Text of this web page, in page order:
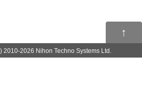
↑
2010-2026 Nihon Techno Systems Ltd.